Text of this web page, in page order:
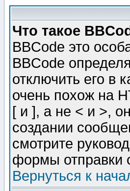
Что такое
BBCode это
BBCode
отключить его в
очень похож на
[ и ], а не < и >,
создании
смотрите
формы отправки
Вернуться к